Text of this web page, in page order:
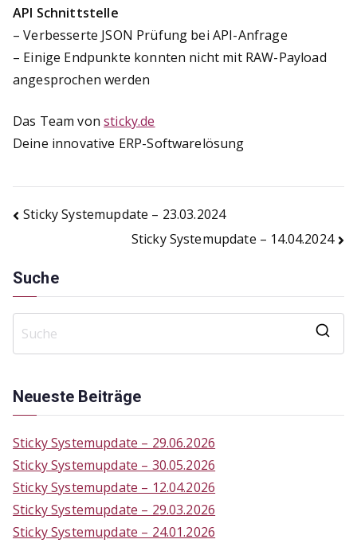
API Schnittstelle
– Verbesserte JSON Prüfung bei API-Anfrage
– Einige Endpunkte konnten nicht mit RAW-Payload
angesprochen werden
Das Team vonsticky.de
Deine innovative ERP-Softwarelösung
Beitragsnavigation
Sticky Systemupdate – 23.03.2024
Sticky Systemupdate – 14.04.2024
Suche
Neueste Beiträge
Sticky Systemupdate – 29.06.2026
Sticky Systemupdate – 30.05.2026
Sticky Systemupdate – 12.04.2026
Sticky Systemupdate – 29.03.2026
Sticky Systemupdate – 24.01.2026